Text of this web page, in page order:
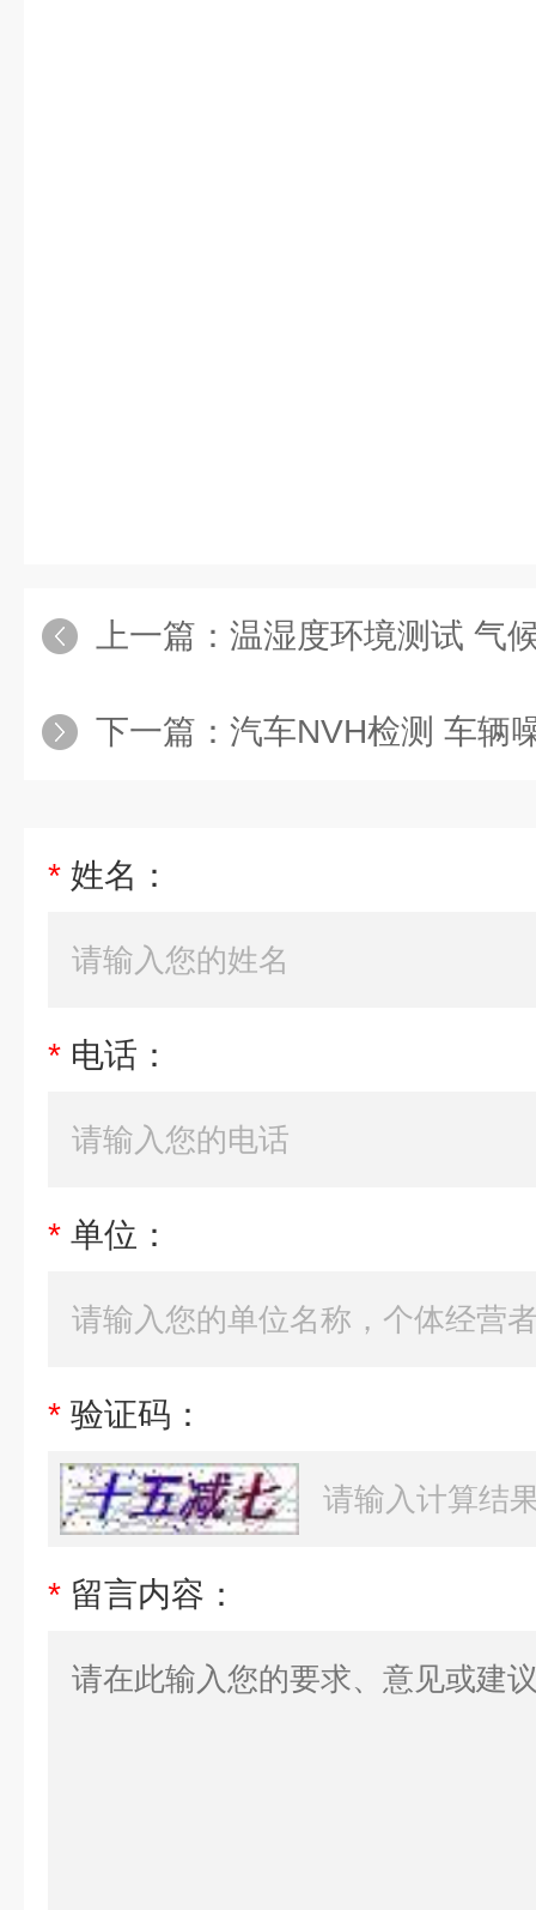
上一篇： 温湿度环境测试 气
下一篇： 汽车NVH检测 车辆
* 姓名：
* 电话：
* 单位：
* 验证码：
* 留言内容：